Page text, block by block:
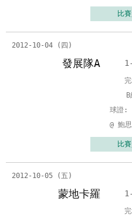
比
2012-10-04 (四)
發展隊A
B
球證:
@ 鮑
比
2012-10-05 (五)
蒙地卡羅